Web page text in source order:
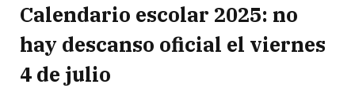
Calendario escolar 2025: no
hay descanso oficial el viernes
4 de julio